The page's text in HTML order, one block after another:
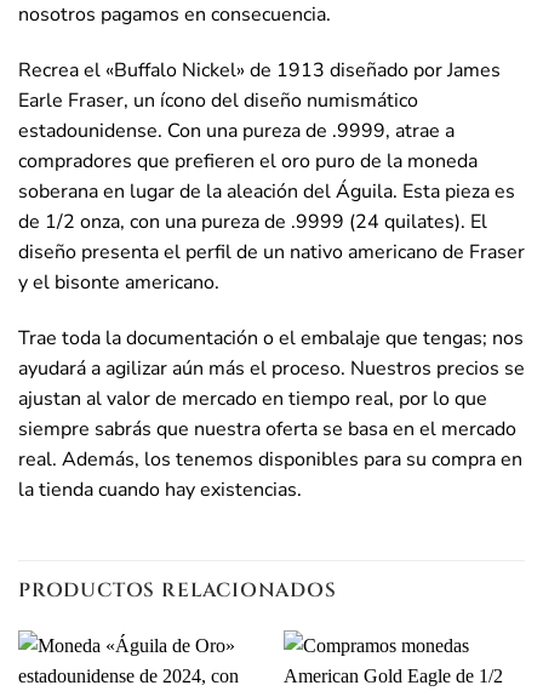
nosotros pagamos en consecuencia.
Recrea el «Buffalo Nickel» de 1913 diseñado por James
Earle Fraser, un ícono del diseño numismático
estadounidense. Con una pureza de .9999, atrae a
compradores que prefieren el oro puro de la moneda
soberana en lugar de la aleación del Águila. Esta pieza es
de 1/2 onza, con una pureza de .9999 (24 quilates). El
diseño presenta el perfil de un nativo americano de Fraser
y el bisonte americano.
Trae toda la documentación o el embalaje que tengas; nos
ayudará a agilizar aún más el proceso. Nuestros precios se
ajustan al valor de mercado en tiempo real, por lo que
siempre sabrás que nuestra oferta se basa en el mercado
real. Además, los tenemos disponibles para su compra en
la tienda cuando hay existencias.
PRODUCTOS RELACIONADOS